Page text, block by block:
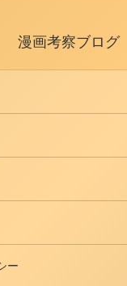
漫画考察ブログ
ー